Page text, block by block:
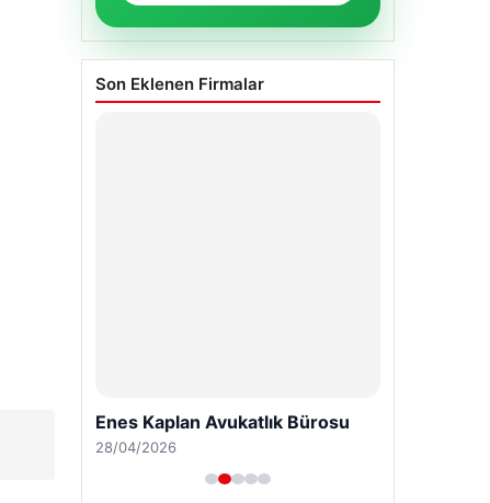
Son Eklenen Firmalar
Enes Kaplan Avukatlık Bürosu
28/04/2026